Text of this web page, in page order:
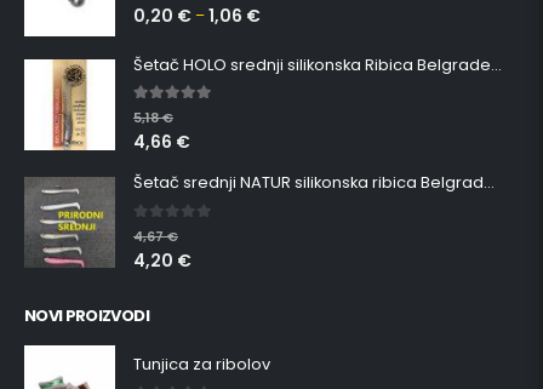
0 out of 5
0,20 € –1,06 €
Šetač HOLO srednji silikonska Ribica Belgrade Walker
5.00out of 5
5,18€
4,66 €
Šetač srednji NATUR silikonska ribica Belgrade Walker
0 out of 5
4,67€
4,20 €
NOVI PROIZVODI
Tunjica za ribolov